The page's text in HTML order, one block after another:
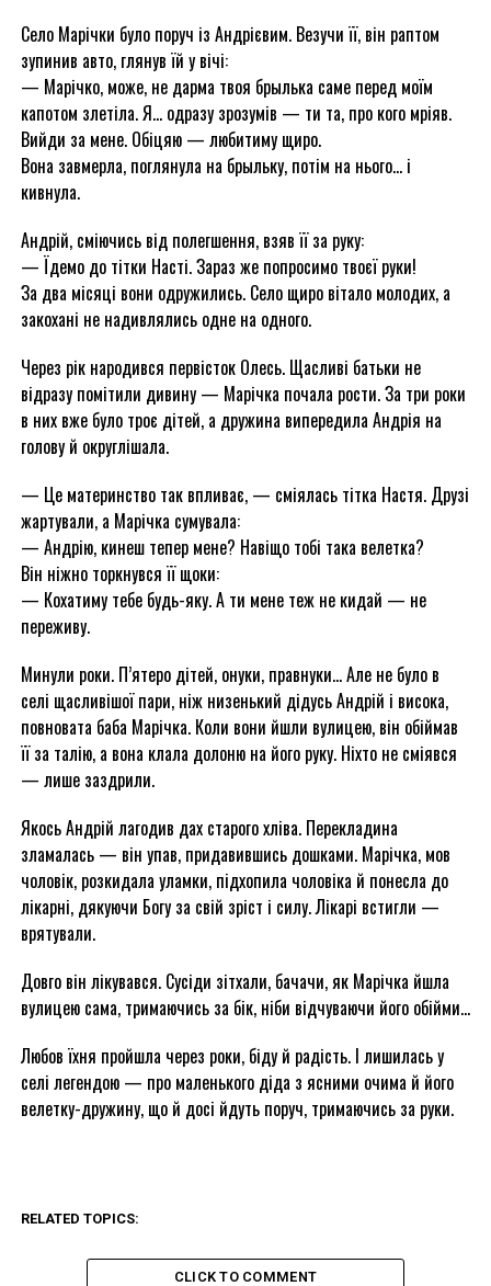
Село Марічки було поруч із Андрієвим. Везучи її, він раптом
зупинив авто, глянув їй у вічі:
— Марічко, може, не дарма твоя брылька саме перед моїм
капотом злетіла. Я… одразу зрозумів — ти та, про кого мріяв.
Вийди за мене. Обіцяю — любитиму щиро.
Вона завмерла, поглянула на брыльку, потім на нього… і
кивнула.
Андрій, сміючись від полегшення, взяв її за руку:
— Їдемо до тітки Насті. Зараз же попросимо твоєї руки!
За два місяці вони одружились. Село щиро вітало молодих, а
закохані не надивлялись одне на одного.
Через рік народився первісток Олесь. Щасливі батьки не
відразу помітили дивину — Марічка почала рости. За три роки
в них вже було троє дітей, а дружина випередила Андрія на
голову й округлішала.
— Це материнство так впливає, — сміялась тітка Настя. Друзі
жартували, а Марічка сумувала:
— Андрію, кинеш тепер мене? Навіщо тобі така велетка?
Він ніжно торкнувся її щоки:
— Кохатиму тебе будь-яку. А ти мене теж не кидай — не
переживу.
Минули роки. П’ятеро дітей, онуки, правнуки… Але не було в
селі щасливішої пари, ніж низенький дідусь Андрій і висока,
повновата баба Марічка. Коли вони йшли вулицею, він обіймав
її за талію, а вона клала долоню на його руку. Ніхто не сміявся
— лише заздрили.
Якось Андрій лагодив дах старого хліва. Перекладина
зламалась — він упав, придавившись дошками. Марічка, мов
чоловік, розкидала уламки, підхопила чоловіка й понесла до
лікарні, дякуючи Богу за свій зріст і силу. Лікарі встигли —
врятували.
Довго він лікувався. Сусіди зітхали, бачачи, як Марічка йшла
вулицею сама, тримаючись за бік, ніби відчуваючи його обійми…
Любов їхня пройшла через роки, біду й радість. І лишилась у
селі легендою — про маленького діда з ясними очима й його
велетку-дружину, що й досі йдуть поруч, тримаючись за руки.
RELATED TOPICS:
CLICK TO COMMENT